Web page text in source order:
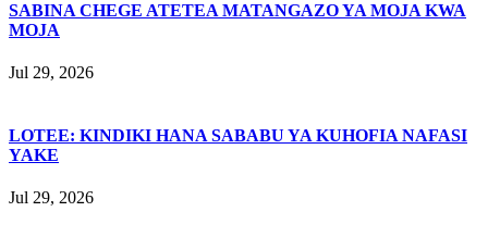
SABINA CHEGE ATETEA MATANGAZO YA MOJA KWA
MOJA
Jul 29, 2026
LOTEE: KINDIKI HANA SABABU YA KUHOFIA NAFASI
YAKE
Jul 29, 2026